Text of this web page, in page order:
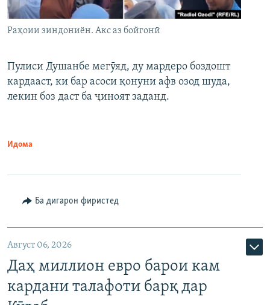
Раҳоии зиндониён. Акс аз бойгонӣ
Пулиси Душанбе мегӯяд, ду мардеро боздошт
кардааст, ки бар асоси қонуни афв озод шуда,
лекин боз даст ба ҷиноят заданд.
Идома
Ба дигарон фиристед
Август 06, 2026
Даҳ миллион евро барои кам
кардани талафоти барқ дар